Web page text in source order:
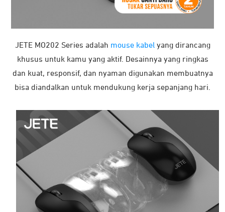
JETE MO202 Series adalah mouse kabelyang dirancang
khusus untuk kamu yang aktif. Desainnya yang ringkas
dan kuat, responsif, dan nyaman digunakan membuatnya
bisa diandalkan untuk mendukung kerja sepanjang hari.